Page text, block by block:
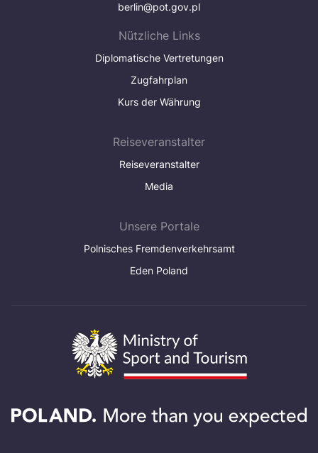
berlin@pot.gov.pl
Nützliche Links
Diplomatische Vertretungen
Zugfahrplan
Kurs der Währung
Reiseveranstalter
Reiseveranstalter
Media
Unsere Portale
Polnisches Fremdenverkehrsamt
Eden Poland